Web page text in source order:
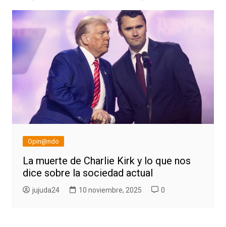
Opin@ndo
La muerte de Charlie Kirk y lo que nos
dice sobre la sociedad actual
jujuda24 10 noviembre, 2025 0